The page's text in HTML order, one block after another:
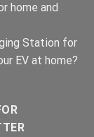
home and
Station for
EV at home?